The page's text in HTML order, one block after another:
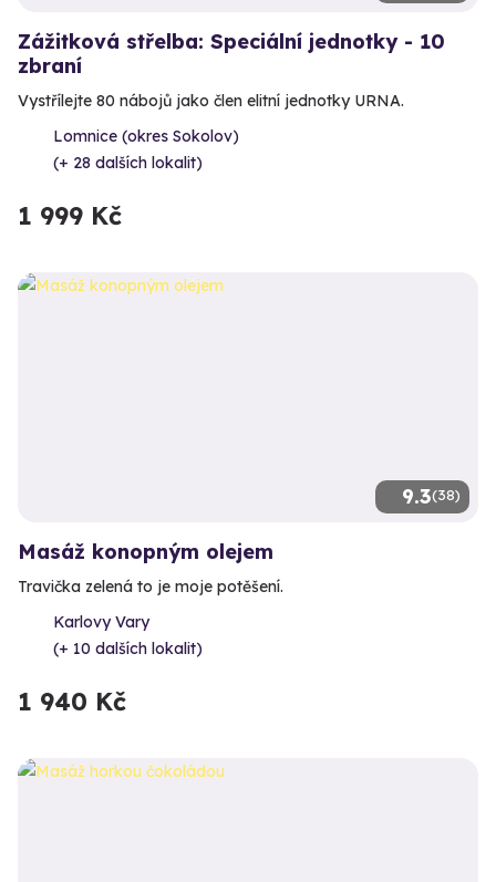
Zážitková střelba: Speciální jednotky - 10
zbraní
Vystřílejte 80 nábojů jako člen elitní jednotky URNA.
Lomnice (okres Sokolov)
(+ 28 dalších lokalit)
1 999 Kč
9.3(38)
Masáž konopným olejem
Travička zelená to je moje potěšení.
Karlovy Vary
(+ 10 dalších lokalit)
1 940 Kč